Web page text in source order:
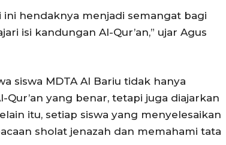
ini hendaknya menjadi semangat bagi
isi kandungan Al-Qur’an,” ujar Agus
siswa MDTA Al Bariu tidak hanya
yang benar, tetapi juga diajarkan
itu, setiap siswa yang menyelesaikan
sholat jenazah dan memahami tata